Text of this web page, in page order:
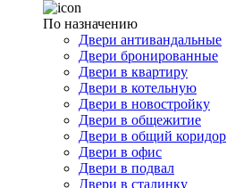
По назначению
Двери антивандальные
Двери бронированные
Двери в квартиру
Двери в котельную
Двери в новостройку
Двери в общежитие
Двери в общий коридор
Двери в офис
Двери в подвал
Двери в сталинку